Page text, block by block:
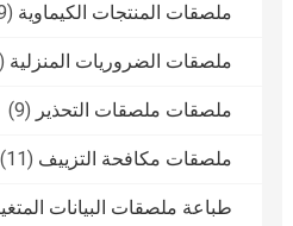
ملصقات المنتجات الكيماوية (9)
ملصقات الضروريات المنزلية (13)
ملصقات ملصقات التحذير (9)
ملصقات مكافحة التزييف (11)
طباعة ملصقات البيانات